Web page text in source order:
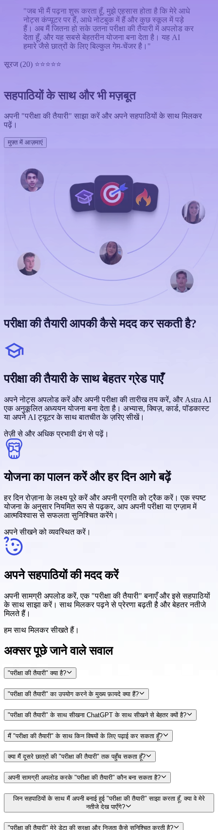
"जब भी मैं पढ़ना शुरू करता हूँ, मुझे एहसास होता है कि मेरे आधे
नोट्स कंप्यूटर पर हैं, आधे नोटबुक में हैं और कुछ स्कूल में पड़े
हैं। अब मैं जितना हो सके उतना परीक्षा की तैयारी में अपलोड कर
देता हूँ, और यह सबसे बेहतरीन योजना बना देता है। यह AI
हमारे जैसे छात्रों के लिए बिल्कुल गेम-चेंजर है।"
सूरज (20) ⭐⭐⭐⭐⭐
सहपाठियों के साथ और भी मज़बूत
अपनी "परीक्षा की तैयारी" साझा करें और अपने सहपाठियों के साथ मिलकर
पढ़ें।
मुफ़्त में आज़माएं
परीक्षा की तैयारी आपकी कैसे मदद कर सकती है?
परीक्षा की तैयारी के साथ बेहतर ग्रेड पाएँ
अपने नोट्स अपलोड करें और अपनी परीक्षा की तारीख तय करें, और Astra AI
एक अनुकूलित अध्ययन योजना बना देता है। अभ्यास, क्विज़, कार्ड, पॉडकास्ट
या अपने AI ट्यूटर के साथ बातचीत के ज़रिए सीखें।
तेज़ी से और अधिक प्रभावी ढंग से पढ़ें।
योजना का पालन करें और हर दिन आगे बढ़ें
हर दिन रोज़ाना के लक्ष्य पूरे करें और अपनी प्रगति को ट्रैक करें। एक स्पष्ट
योजना के अनुसार नियमित रूप से पढ़कर, आप अपनी परीक्षा या एग्ज़ाम में
आत्मविश्वास से सफलता सुनिश्चित करेंगे।
अपने सीखने को व्यवस्थित करें।
अपने सहपाठियों की मदद करें
अपनी सामग्री अपलोड करें, एक "परीक्षा की तैयारी" बनाएँ और इसे सहपाठियों
के साथ साझा करें। साथ मिलकर पढ़ने से प्रेरणा बढ़ती है और बेहतर नतीजे
मिलते हैं।
हम साथ मिलकर सीखते हैं।
अक्सर पूछे जाने वाले सवाल
"परीक्षा की तैयारी" क्या है?
"परीक्षा की तैयारी" का उपयोग करने के मुख्य फ़ायदे क्या हैं?
"परीक्षा की तैयारी" के साथ सीखना ChatGPT के साथ सीखने से बेहतर क्यों है?
मैं "परीक्षा की तैयारी" के साथ किन विषयों के लिए पढ़ाई कर सकता हूँ?
क्या मैं दूसरे छात्रों की "परीक्षा की तैयारी" तक पहुँच सकता हूँ?
अपनी सामग्री अपलोड करके "परीक्षा की तैयारी" कौन बना सकता है?
जिन सहपाठियों के साथ मैं अपनी बनाई हुई "परीक्षा की तैयारी" साझा करता हूँ, क्या वे मेरे
नतीजे देख पाएँगे?
"परीक्षा की तैयारी" मेरे डेटा की सुरक्षा और निजता कैसे सुनिश्चित करती है?